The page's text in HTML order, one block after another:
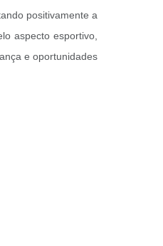
positivamente a
aspecto esportivo,
e oportunidades